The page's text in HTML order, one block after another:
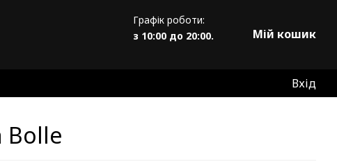
Графік роботи:
з 10:00 до 20:00.
Мій кошик
Вхід
Bolle